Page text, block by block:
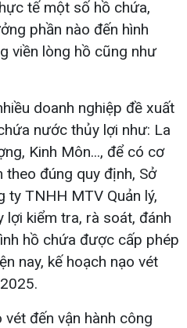
tế một số hồ chứa,
phần nào đến hình
viền lòng hồ cũng như
doanh nghiệp đề xuất
nước thủy lợi như: La
Kinh Môn..., để có cơ
đúng quy định, Sở
ty TNHH MTV Quản lý,
lợi kiểm tra, rà soát, đánh
hồ chứa được cấp phép
nay, kế hoạch nạo vét
đến vận hành công